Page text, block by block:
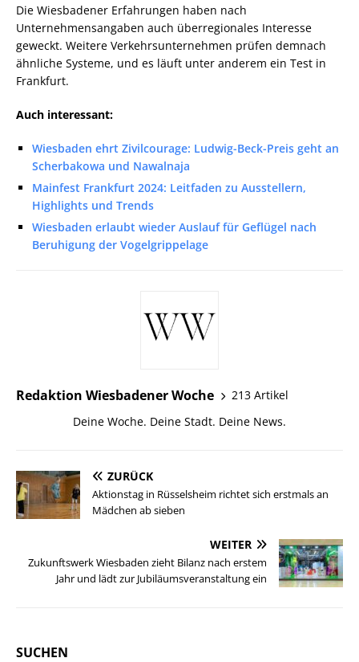
Die Wiesbadener Erfahrungen haben nach
Unternehmensangaben auch überregionales Interesse
geweckt. Weitere Verkehrsunternehmen prüfen demnach
ähnliche Systeme, und es läuft unter anderem ein Test in
Frankfurt.
Auch interessant:
Wiesbaden ehrt Zivilcourage: Ludwig-Beck-Preis geht an
Scherbakowa und Nawalnaja
Mainfest Frankfurt 2024: Leitfaden zu Ausstellern,
Highlights und Trends
Wiesbaden erlaubt wieder Auslauf für Geflügel nach
Beruhigung der Vogelgrippelage
Redaktion Wiesbadener Woche
213 Artikel
Deine Woche. Deine Stadt. Deine News.
ZURÜCK
Aktionstag in Rüsselsheim richtet sich erstmals an
Mädchen ab sieben
WEITER
Zukunftswerk Wiesbaden zieht Bilanz nach erstem
Jahr und lädt zur Jubiläumsveranstaltung ein
SUCHEN